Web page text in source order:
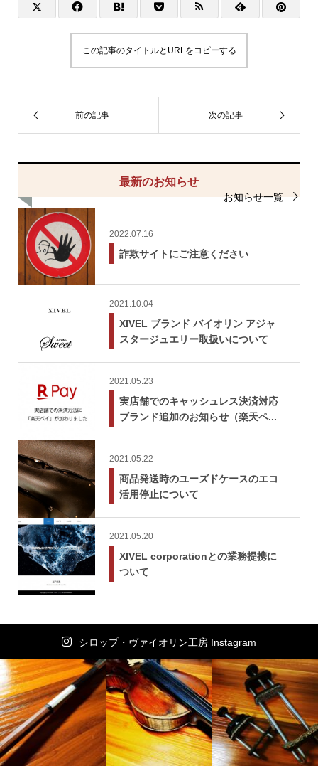
この記事のタイトルとURLをコピーする
最新のお知らせ
お知らせ一覧
2022.07.16
詐欺サイトにご注意ください
2021.10.04
XIVEL ブランド バイオリン アジャ
スタージュエリー取扱いについて
2021.05.23
実店舗でのキャッシュレス決済対応
ブランド追加のお知らせ（楽天ペ...
2021.05.22
商品発送時のユーズドケースのエコ
活用停止について
2021.05.20
XIVEL corporationとの業務提携に
ついて
シロップ・ヴァイオリン工房 Instagram